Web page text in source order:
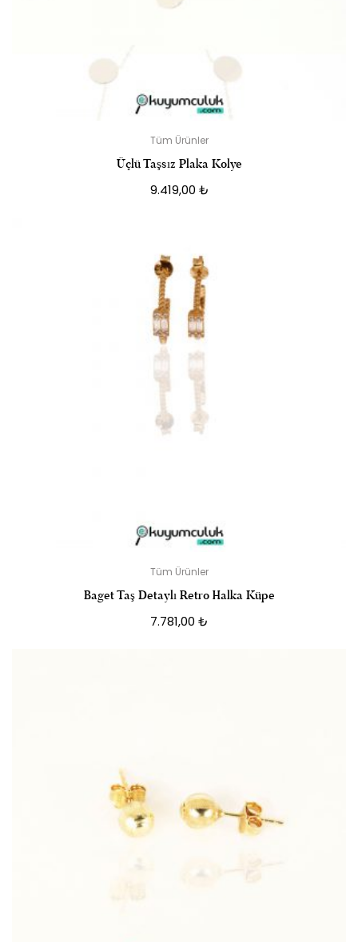
Tüm Ürünler
Üçlü Taşsız Plaka Kolye
9.419,00 ₺
Tüm Ürünler
Baget Taş Detaylı Retro Halka Küpe
7.781,00 ₺